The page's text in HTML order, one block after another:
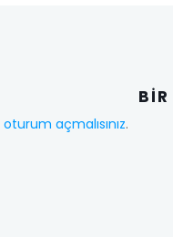
oturum açmalısınız.